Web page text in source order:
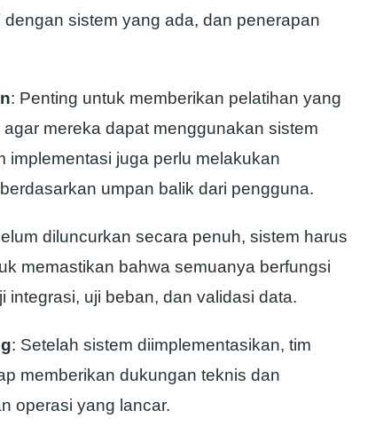
sistem yang ada, dan penerapan
: Penting untuk memberikan pelatihan yang
mereka dapat menggunakan sistem
implementasi juga perlu melakukan
umpan balik dari pengguna.
diluncurkan secara penuh, sistem harus
memastikan bahwa semuanya berfungsi
integrasi, uji beban, dan validasi data.
: Setelah sistem diimplementasikan, tim
memberikan dukungan teknis dan
operasi yang lancar.